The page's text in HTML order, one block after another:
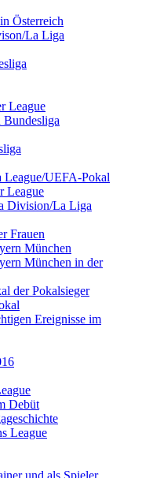
Österreich
La Liga
League
Bundesliga
League/UEFA-Pokal
League
Division/La Liga
Frauen
München
München in der
der Pokalsieger
Ereignisse im
Debüt
League
und als Spieler